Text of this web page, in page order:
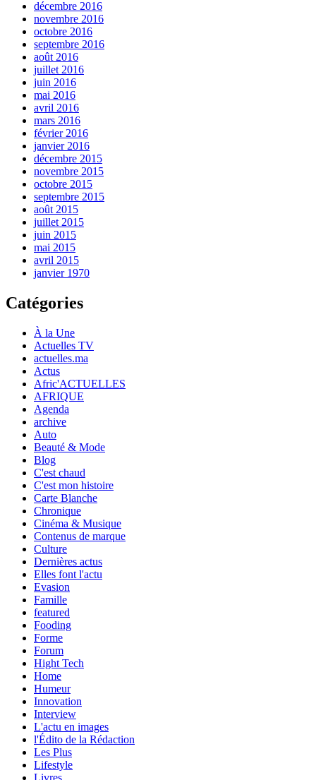
décembre 2016
novembre 2016
octobre 2016
septembre 2016
août 2016
juillet 2016
juin 2016
mai 2016
avril 2016
mars 2016
février 2016
janvier 2016
décembre 2015
novembre 2015
octobre 2015
septembre 2015
août 2015
juillet 2015
juin 2015
mai 2015
avril 2015
janvier 1970
Catégories
À la Une
Actuelles TV
actuelles.ma
Actus
Afric'ACTUELLES
AFRIQUE
Agenda
archive
Auto
Beauté & Mode
Blog
C'est chaud
C'est mon histoire
Carte Blanche
Chronique
Cinéma & Musique
Contenus de marque
Culture
Dernières actus
Elles font l'actu
Evasion
Famille
featured
Fooding
Forme
Forum
Hight Tech
Home
Humeur
Innovation
Interview
L'actu en images
l'Édito de la Rédaction
Les Plus
Lifestyle
Livres